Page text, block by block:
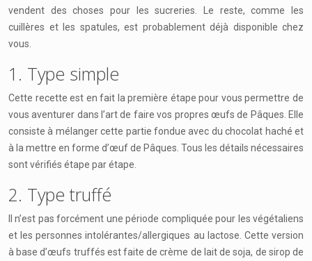
vendent des choses pour les sucreries. Le reste, comme les
cuillères et les spatules, est probablement déjà disponible chez
vous.
1. Type simple
Cette recette est en fait la première étape pour vous permettre de
vous aventurer dans l’art de faire vos propres œufs de Pâques. Elle
consiste à mélanger cette partie fondue avec du chocolat haché et
à la mettre en forme d’œuf de Pâques. Tous les détails nécessaires
sont vérifiés étape par étape.
2. Type truffé
Il n’est pas forcément une période compliquée pour les végétaliens
et les personnes intolérantes/allergiques au lactose. Cette version
à base d’œufs truffés est faite de crème de lait de soja, de sirop de